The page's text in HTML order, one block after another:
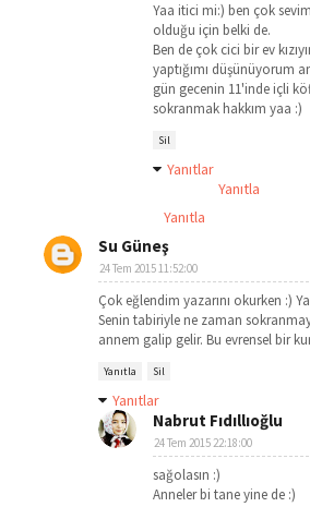
Yaa itici mi:) ben çok
olduğu için belki de.
Ben de çok cici bir ev
yaptığımı düşünüyorum
gün gecenin 11'inde içli
sokranmak hakkım yaa :)
Sil
Yanıtlar
Yanıtla
Yanıtla
Su Güneş
24 Tem 2015 11:52:00
Çok eğlendim yazarını okurken :)
Senin tabiriyle ne zaman
annem galip gelir. Bu evrensel bir
Yanıtla Sil
Yanıtlar
Nabrut Fıdıllıoğlu
24 Tem 2015 22:18:00
sağolasın :)
Anneler bi tane yine de :)